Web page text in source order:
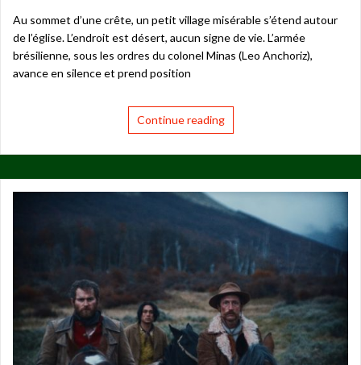
Au sommet d’une crête, un petit village misérable s’étend autour
de l’église. L’endroit est désert, aucun signe de vie. L’armée
brésilienne, sous les ordres du colonel Minas (Leo Anchoriz),
avance en silence et prend position
Continue reading